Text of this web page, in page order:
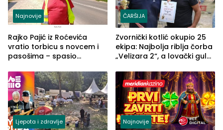
Najnovije
Rajko Pajić iz Roćevića
vratio torbicu s novcem i
pasošima – spasio
Grčkoj
ČARŠIJA
Zvornički kotlić okupio 25
ekipa: Najbolja riblja čorba
„Velizara 2“, a lovački gulaš
Ljepota i zdravlje Najnovije